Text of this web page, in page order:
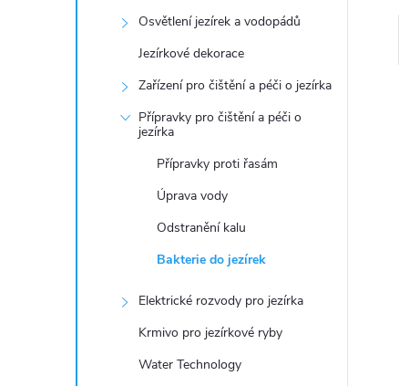
Osvětlení jezírek a vodopádů
Jezírkové dekorace
Zařízení pro čištění a péči o jezírka
Přípravky pro čištění a péči o
jezírka
Přípravky proti řasám
Úprava vody
Odstranění kalu
Bakterie do jezírek
Elektrické rozvody pro jezírka
Krmivo pro jezírkové ryby
Water Technology